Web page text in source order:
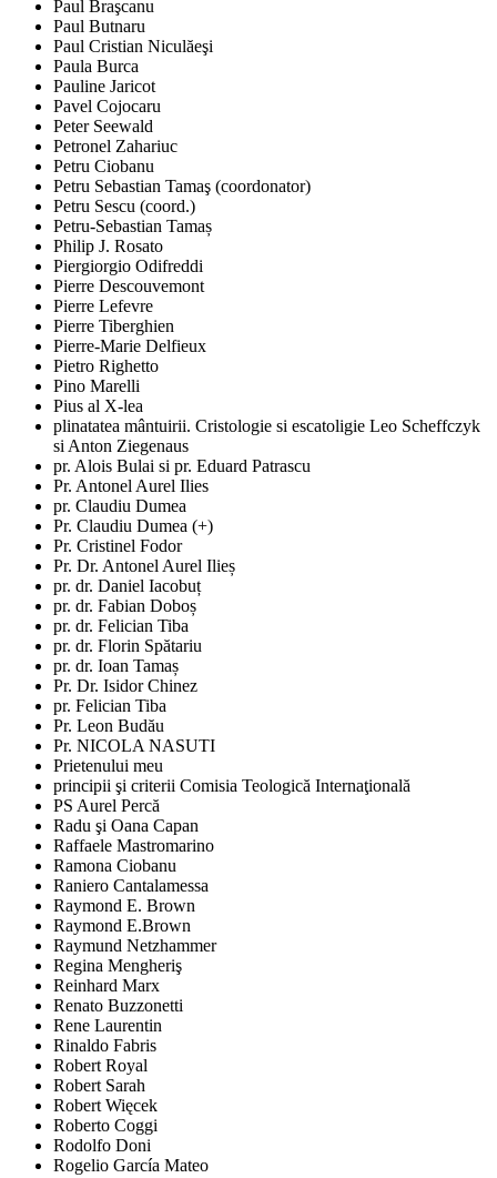
Paul Braşcanu
Paul Butnaru
Paul Cristian Niculăeşi
Paula Burca
Pauline Jaricot
Pavel Cojocaru
Peter Seewald
Petronel Zahariuc
Petru Ciobanu
Petru Sebastian Tamaş (coordonator)
Petru Sescu (coord.)
Petru-Sebastian Tamaș
Philip J. Rosato
Piergiorgio Odifreddi
Pierre Descouvemont
Pierre Lefevre
Pierre Tiberghien
Pierre-Marie Delfieux
Pietro Righetto
Pino Marelli
Pius al X-lea
plinatatea mântuirii. Cristologie si escatoligie Leo Scheffczyk
si Anton Ziegenaus
pr. Alois Bulai si pr. Eduard Patrascu
Pr. Antonel Aurel Ilies
pr. Claudiu Dumea
Pr. Claudiu Dumea (+)
Pr. Cristinel Fodor
Pr. Dr. Antonel Aurel Ilieș
pr. dr. Daniel Iacobuț
pr. dr. Fabian Doboș
pr. dr. Felician Tiba
pr. dr. Florin Spătariu
pr. dr. Ioan Tamaș
Pr. Dr. Isidor Chinez
pr. Felician Tiba
Pr. Leon Budău
Pr. NICOLA NASUTI
Prietenului meu
principii şi criterii Comisia Teologică Internaţională
PS Aurel Percă
Radu şi Oana Capan
Raffaele Mastromarino
Ramona Ciobanu
Raniero Cantalamessa
Raymond E. Brown
Raymond E.Brown
Raymund Netzhammer
Regina Mengheriş
Reinhard Marx
Renato Buzzonetti
Rene Laurentin
Rinaldo Fabris
Robert Royal
Robert Sarah
Robert Więcek
Roberto Coggi
Rodolfo Doni
Rogelio García Mateo